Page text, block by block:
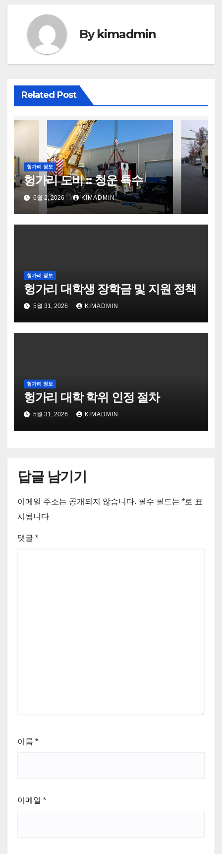
Bykimadmin
Related Post
헝가리 정보
헝가리 도비 :: 청운 특수
6월 2, 2026 KIMADMIN
헝가리 정보
헝가리 대학생 장학금 및 지원 정책
5월 31, 2026 KIMADMIN
헝가리 정보
헝가리 대학 학위 인정 절차
5월 31, 2026 KIMADMIN
답글 남기기
이메일 주소는 공개되지 않습니다. 필수 필드는 *로 표
시됩니다
댓글 *
이름 *
이메일 *